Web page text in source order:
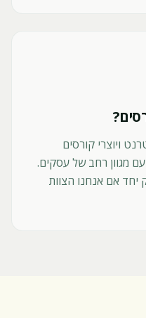
ויוצרי קורסים
עם מגוון רחב של עסקים.
אם אנחנו הצוות